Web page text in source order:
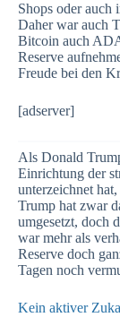
Shops oder auch
Daher war auch
Bitcoin auch
Reserve
Freude bei den
[adserver]
Als Donald
Einrichtung der
unterzeichnet
Trump hat zwar
umgesetzt, doch
war mehr als
Reserve doch
Tagen noch
Kein aktiver